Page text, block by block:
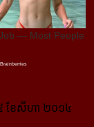
៥ ខែសីហា ២០១៤